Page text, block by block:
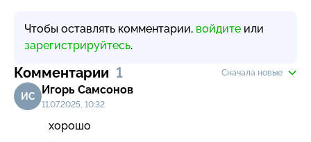
Чтобы оставлять комментарии, войдите или
зарегистрируйтесь.
Комментарии 1 Сначала новые
ИС Игорь Самсонов
11.07.2025, 10:32
хорошо